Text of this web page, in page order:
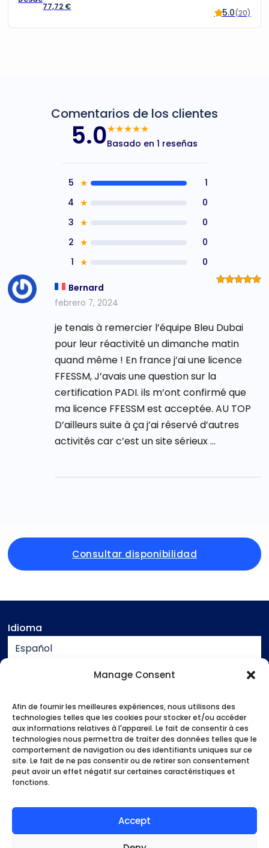
Manage Consent
Afin de fournir les meilleures expériences, nous utilisons des
technologies telles que les cookies pour stocker et/ou accéder
aux informations relatives à l'appareil. Le fait de consentir à ces
technologies nous permettra de traiter des données telles que le
comportement de navigation ou des identifiants uniques sur ce
site. Le fait de ne pas consentir ou de retirer son consentement
peut avoir un effet négatif sur certaines caractéristiques et
fonctions.
Accept
77,72 €
5.0(20)
Comentarios de los clientes
5.0★★★★★
Basado en 1 reseñas
5 ★
1
4 ★
0
3 ★
0
2 ★
0
1 ★ 0
Bernard
febrero 7, 2024
je tenais à remercier l’équipe Bleu Dubai
pour leur réactivité un dimanche matin
quand même ! En france j’ai une licence
FFESSM, J’avais une question sur la
certification PADI. ils m’ont confirmé que
ma licence FFESSM est acceptée. AU TOP
D’ailleurs suite à ça j’ai réservé d’autres
activités car c’est un site sérieux …
Consultar disponibilidad
Idioma
Español
Asistencia
Ponte en contacto con
Información jurídica
Condiciones generales de venta